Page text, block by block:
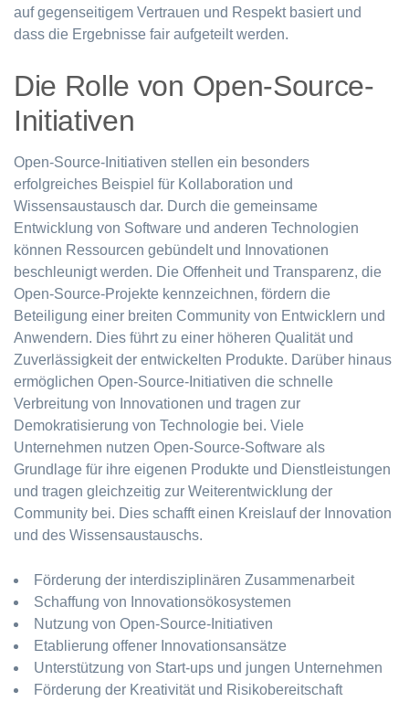
auf gegenseitigem Vertrauen und Respekt basiert und
dass die Ergebnisse fair aufgeteilt werden.
Die Rolle von Open-Source-
Initiativen
Open-Source-Initiativen stellen ein besonders
erfolgreiches Beispiel für Kollaboration und
Wissensaustausch dar. Durch die gemeinsame
Entwicklung von Software und anderen Technologien
können Ressourcen gebündelt und Innovationen
beschleunigt werden. Die Offenheit und Transparenz, die
Open-Source-Projekte kennzeichnen, fördern die
Beteiligung einer breiten Community von Entwicklern und
Anwendern. Dies führt zu einer höheren Qualität und
Zuverlässigkeit der entwickelten Produkte. Darüber hinaus
ermöglichen Open-Source-Initiativen die schnelle
Verbreitung von Innovationen und tragen zur
Demokratisierung von Technologie bei. Viele
Unternehmen nutzen Open-Source-Software als
Grundlage für ihre eigenen Produkte und Dienstleistungen
und tragen gleichzeitig zur Weiterentwicklung der
Community bei. Dies schafft einen Kreislauf der Innovation
und des Wissensaustauschs.
Förderung der interdisziplinären Zusammenarbeit
Schaffung von Innovationsökosystemen
Nutzung von Open-Source-Initiativen
Etablierung offener Innovationsansätze
Unterstützung von Start-ups und jungen Unternehmen
Förderung der Kreativität und Risikobereitschaft